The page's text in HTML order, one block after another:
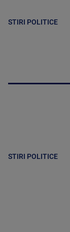
STIRI POLITICE
STIRI POLITICE